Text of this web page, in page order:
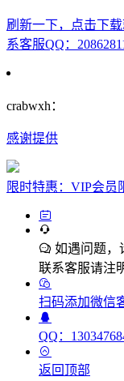
刷新一下，点击下
系客服QQ：
crabwxh：
感谢提供
限时特惠：VIP会员
如遇问题，
联系客服请注
扫码添加微信
QQ：
返回顶部